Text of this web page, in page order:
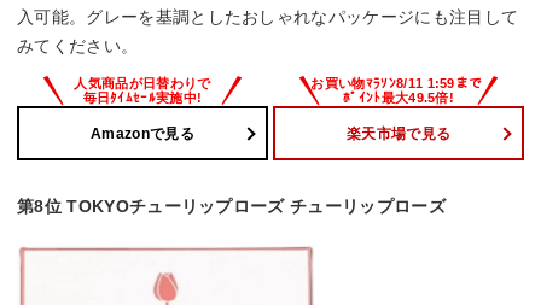
入可能。グレーを基調としたおしゃれなパッケージにも注目して
みてください。
Amazonで見る 楽天市場で見る
第8位 TOKYOチューリップローズ チューリップローズ